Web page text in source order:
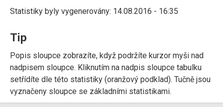
Statistiky byly vygenerovány: 14.08.2016 - 16:35
Tip
Popis sloupce zobrazíte, když podržíte kurzor myši nad
nadpisem sloupce. Kliknutím na nadpis sloupce tabulku
setřídíte dle této statistiky (oranžový podklad). Tučně jsou
vyznačeny sloupce se základními statistikami.